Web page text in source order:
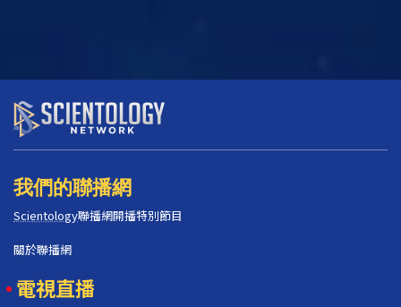
我們的聯播網
Scientology聯播網開播特別節目
關於聯播網
電視直播